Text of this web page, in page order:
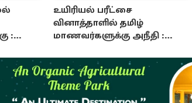
:
உயிரியல் பரீட்சை
வினாத்தாளில் தமிழ்
மாணவர்களுக்கு அநீதி :